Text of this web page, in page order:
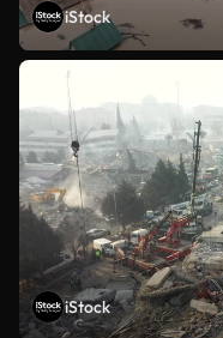
iStock
iStock